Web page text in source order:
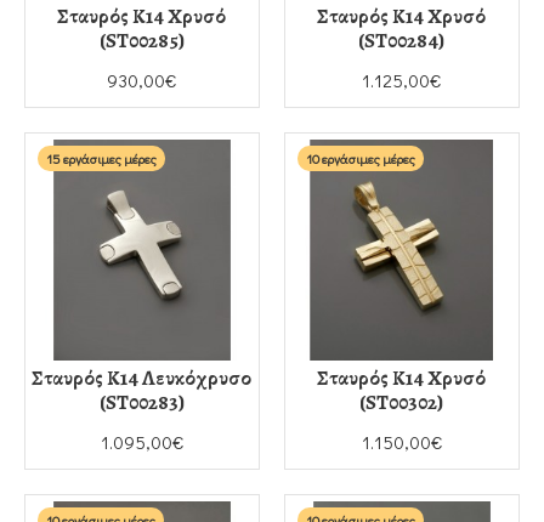
Σταυρός Κ14 Χρυσό
(ST00285)
930,00€
Σταυρός Κ14 Χρυσό
(ST00284)
1.125,00€
15 εργάσιμες μέρες
Σταυρός Κ14 Λευκόχρυσο
(ST00283)
1.095,00€
10 εργάσιμες μέρες
Σταυρός Κ14 Χρυσό
(ST00302)
1.150,00€